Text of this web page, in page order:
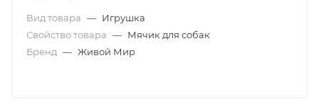
Вид товара — Игрушка
Свойство товара — Мячик для собак
Бренд — Живой Мир